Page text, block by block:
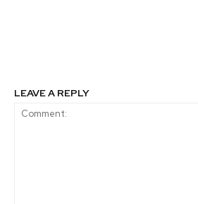
LEAVE A REPLY